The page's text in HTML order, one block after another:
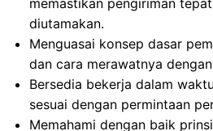
memastikan pengiriman
diutamakan.
Menguasai konsep dasar
dan cara merawatnya
Bersedia bekerja dalam
sesuai dengan permintaan
Memahami dengan baik